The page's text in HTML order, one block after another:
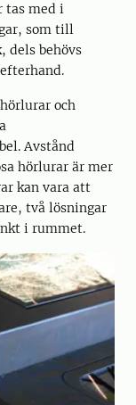
tas med i
som till
dels behövs
och
Avstånd
hörlurar är mer
kan vara att
två lösningar
i rummet.